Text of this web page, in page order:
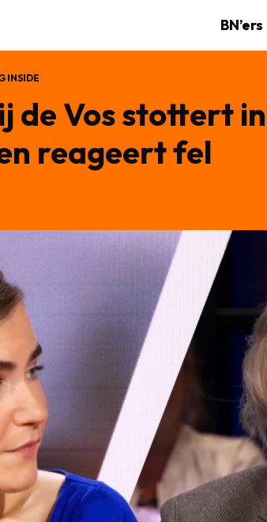
BN’ers
INSIDE
de Vos stottert
reageert fel